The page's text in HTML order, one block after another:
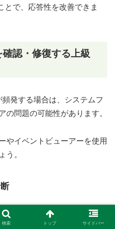
とで、応答性を改善できま
認・修復する上級
発する場合は、システムフ
の問題の可能性があります。
やイベントビューアーを使用
う。
て、システムの深い部分を診
検索 トップ サイドバー